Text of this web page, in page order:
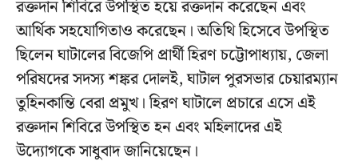
রক্তদান শিবিরে উপস্থিত হয়ে রক্তদান করেছেন এবং
আর্থিক সহযোগিতাও করেছেন। অতিথি হিসেবে উপস্থিত
ছিলেন ঘাটালের বিজেপি প্রার্থী হিরণ চট্টোপাধ্যায়, জেলা
পরিষদের সদস্য শঙ্কর দোলই, ঘাটাল পুরসভার চেয়ারম্যান
তুহিনকান্তি বেরা প্রমুখ। হিরণ ঘাটালে প্রচারে এসে এই
রক্তদান শিবিরে উপস্থিত হন এবং মহিলাদের এই
উদ্যোগকে সাধুবাদ জানিয়েছেন।